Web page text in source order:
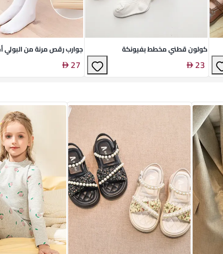
كولون قطني مخطط بفيونكة
23
جوارب رقص مرنة من البولي
27